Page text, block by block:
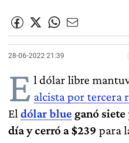
28-06-2022 21:39
E l dólar libre
alcista por tercera
El dólar blue ganó siete
día y cerró a $239 para